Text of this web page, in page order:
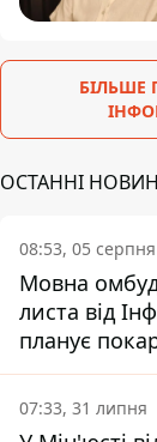
БІЛЬШЕ
ОСТАННІ
08:53, 05 серпня
Мовна
листа від
планує
підрядника
07:33, 31 липня